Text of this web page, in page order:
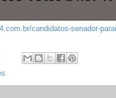
candidatos-senador-